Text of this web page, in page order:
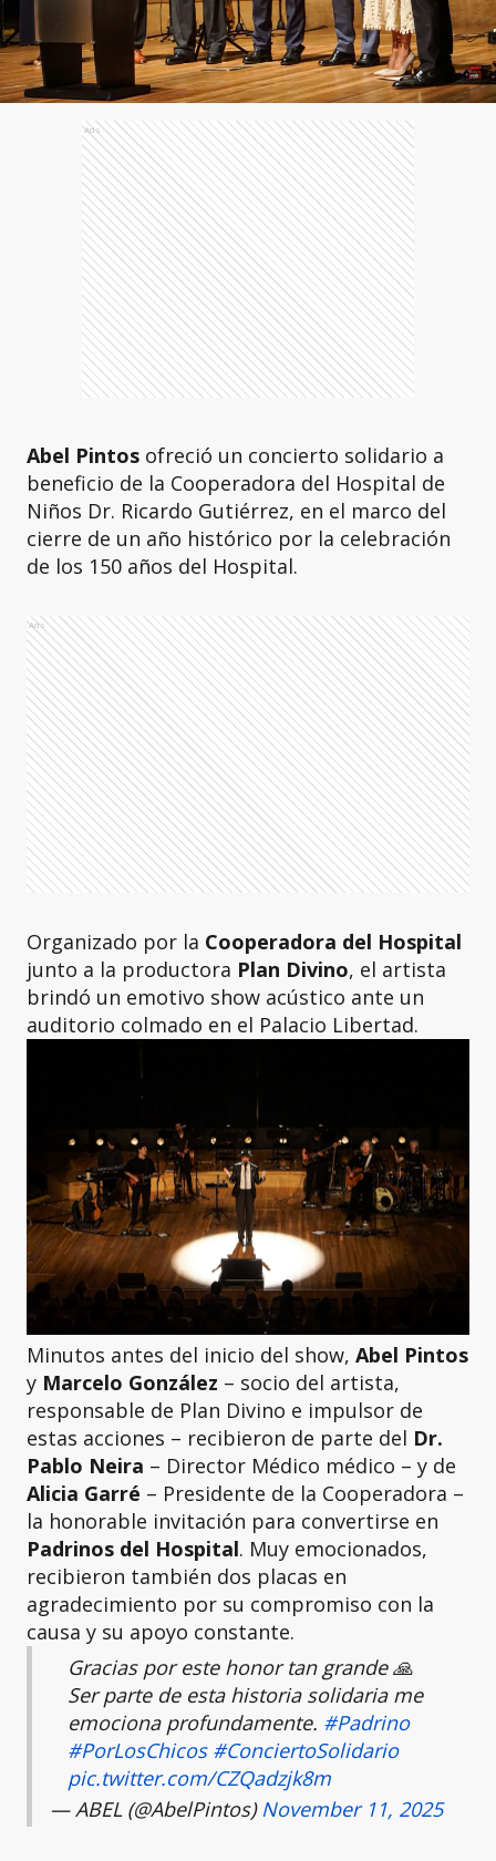
Ads
Abel Pintos ofreció un concierto solidario a
beneficio de la Cooperadora del Hospital de
Niños Dr. Ricardo Gutiérrez, en el marco del
cierre de un año histórico por la celebración
de los 150 años del Hospital.
Ads
Organizado por la Cooperadora del Hospital
junto a la productora Plan Divino, el artista
brindó un emotivo show acústico ante un
auditorio colmado en el Palacio Libertad.
Minutos antes del inicio del show, Abel Pintos
y Marcelo González – socio del artista,
responsable de Plan Divino e impulsor de
estas acciones – recibieron de parte del Dr.
Pablo Neira – Director Médico médico – y de
Alicia Garré – Presidente de la Cooperadora –
la honorable invitación para convertirse en
Padrinos del Hospital. Muy emocionados,
recibieron también dos placas en
agradecimiento por su compromiso con la
causa y su apoyo constante.
Gracias por este honor tan grande 🙏
Ser parte de esta historia solidaria me
emociona profundamente. #Padrino
#PorLosChicos #ConciertoSolidario
pic.twitter.com/CZQadzjk8m
— ABEL (@AbelPintos)November 11, 2025